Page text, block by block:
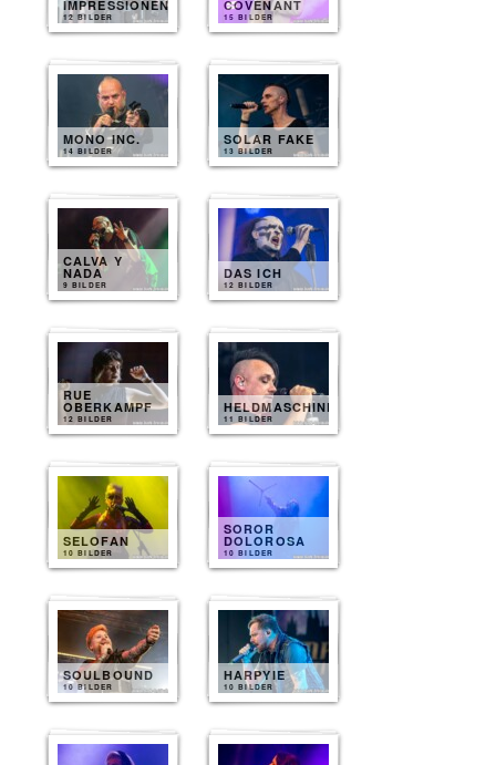
IMPRESSIONEN
12 BILDER
COVENANT
15 BILDER
MONO INC.
14 BILDER
SOLAR FAKE
13 BILDER
CALVA Y
NADA
9 BILDER
DAS ICH
12 BILDER
RUE
OBERKAMPF
12 BILDER
HELDMASCHINE
11 BILDER
SELOFAN
10 BILDER
SOROR
DOLOROSA
10 BILDER
SOULBOUND
10 BILDER
HARPYIE
10 BILDER